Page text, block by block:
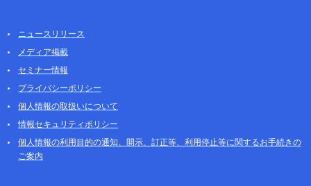
ニュースリリース
メディア掲載
セミナー情報
プライバシーポリシー
個人情報の取扱いについて
情報セキュリティポリシー
個人情報の利用目的の通知、開示、訂正等、利用停止等に関するお手続きの
ご案内